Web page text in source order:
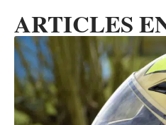
ARTICLES